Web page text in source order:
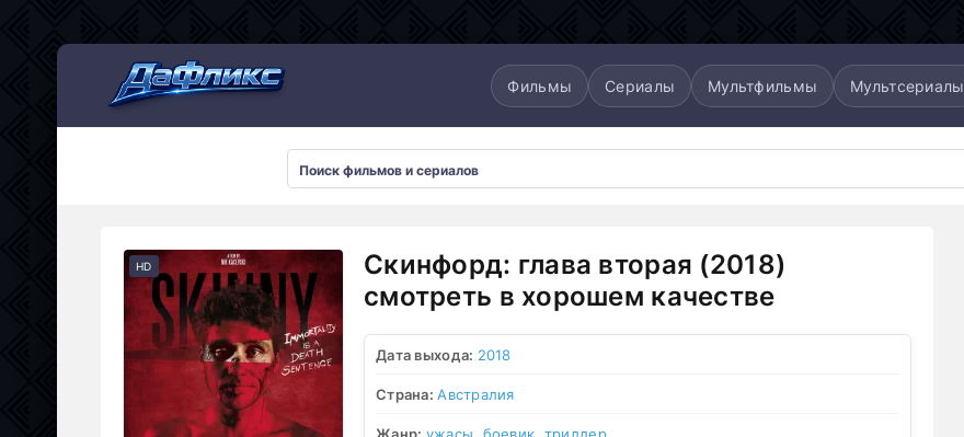
Фильмы Сериалы Мультфильмы Мультсериалы
HD
Скинфорд: глава вторая (2018)
смотреть в хорошем качестве
Дата выхода: 2018
Страна:Австралия
Жанр: ужасы, боевик, триллер
Мультсериалы